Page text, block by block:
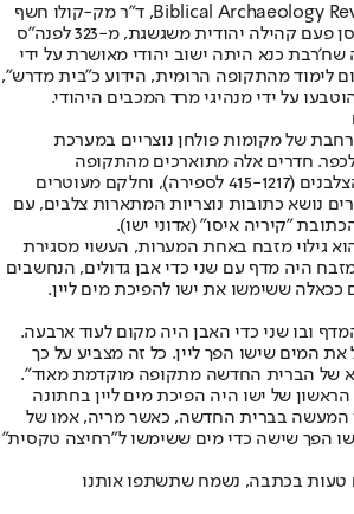
במחקר שפורסם ב-Biblical Archaeology Review, ד"ר מק-קולו חשף
שהמקום הנטוש כיום אכסן פעם קהילה יהודית משגשגת, מ-323 לפנה"ס
שח'רבת כנא היתה ישוב יהודי מאושרת על ידי
לימוד מהתקופה הרומית, הידוע כ"בית מדרש",
על ידי מנהיגי מרד המכבים היהודי.
של מקומות פולחן נוצריים במערכת
חדרים אלה מתוארכים מהתקופה
הביזנטית ועד לתקופת הצלבנים (415-1217 לספירה), וחלקם מעוטרים
נושא כתובות נוצריות המתארות צלבים, עם
"קיריה איסו" (אדוני ישו).
גילוי מזבח באחת המערות, העשוי מסגירת
היה מדף עם שני כדי אבן גדולים, הנחשבים
ככאלה ששימשו את ישו להפיכת מים ליין.
ובו שני כדי האבן היה מקום לעוד ארבעה.
את המים שישו הפך ליין. כל זה מצביע על כך
של הברית החדשה מתקופה מוקדמת מאוד".
של ישו היה הפיכת מים ליין בחתונה
המעשה בברית החדשה, כאשר מריה, אמו של
הפך שישה כדי מים ששימשו ל"רחיצה טקסית"
טעות בכתבה, נשמח שתשתפו אותנו